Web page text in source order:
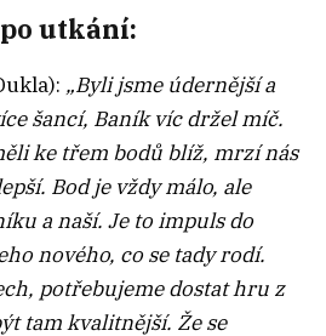
utkání:
„Byli jsme údernější a
šancí, Baník víc držel míč.
ke třem bodů blíž, mrzí nás
Bod je vždy málo, ale
a naší. Je to impuls do
nového, co se tady rodí.
potřebujeme dostat hru z
tam kvalitnější. Že se